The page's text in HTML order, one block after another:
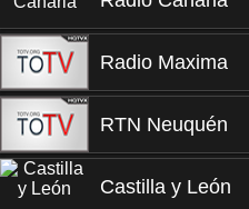
Radio Maxima
RTN Neuquén
Castilla y León